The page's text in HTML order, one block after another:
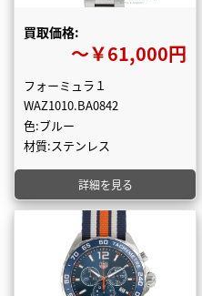
買取価格:
〜￥61,000円
フォーミュラ１
WAZ1010.BA0842
色:ブルー
材質:ステンレス
詳細を見る